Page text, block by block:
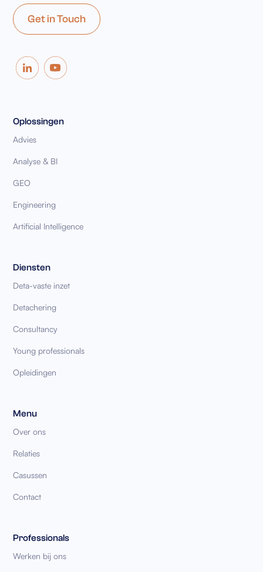
Get in Touch
Oplossingen
Advies
Analyse & BI
GEO
Engineering
Artificial Intelligence
Diensten
Deta-vaste inzet
Detachering
Consultancy
Young professionals
Opleidingen
Menu
Over ons
Relaties
Casussen
Contact
Professionals
Werken bij ons